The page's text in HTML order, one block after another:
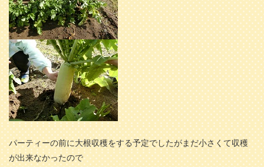
パーティーの前に大根収穫をする予定でしたがまだ小さくて収穫
が出来なかったので